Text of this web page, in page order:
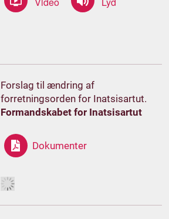
Forslag til ændring af
forretningsorden for Inatsisartut.
Formandskabet for Inatsisartut
Dokumenter